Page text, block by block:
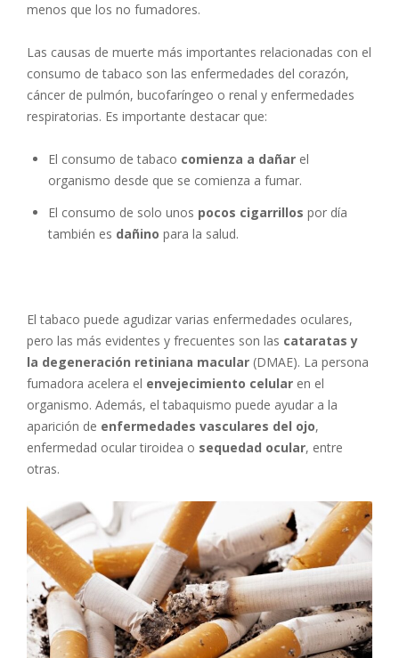
menos que los no fumadores.
Las causas de muerte más importantes relacionadas con el
consumo de tabaco son las enfermedades del corazón,
cáncer de pulmón, bucofaríngeo o renal y enfermedades
respiratorias. Es importante destacar que:
El consumo de tabaco comienza a dañar el
organismo desde que se comienza a fumar.
El consumo de solo unos pocos cigarrillos por día
también es dañino para la salud.
El tabaco puede agudizar varias enfermedades oculares,
pero las más evidentes y frecuentes son las cataratas y
la degeneración retiniana macular (DMAE). La persona
fumadora acelera el envejecimiento celular en el
organismo. Además, el tabaquismo puede ayudar a la
aparición de enfermedades vasculares del ojo,
enfermedad ocular tiroidea o sequedad ocular, entre
otras.